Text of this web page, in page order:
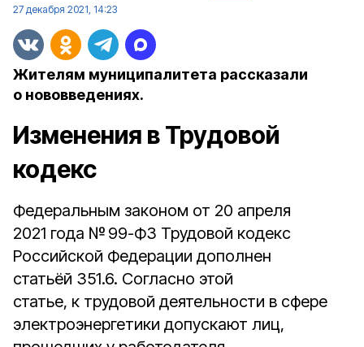
27 декабря 2021, 14:23
Жителям муниципалитета рассказали
о нововведениях.
Изменения в Трудовой
кодекс
Федеральным законом от 20 апреля
2021 года № 99-ФЗ Трудовой кодекс
Российской Федерации дополнен
статьёй 351.6. Согласно этой
статье, к трудовой деятельности в сфере
электроэнергетики допускают лиц,